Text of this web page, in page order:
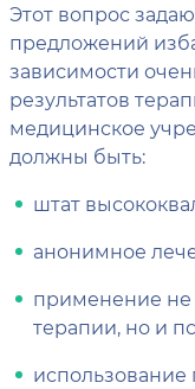
Этот вопрос
предложений
зависимости
результатов
медицинское
должны быть:
штат
анонимное
применение не
терапии, но и
использование